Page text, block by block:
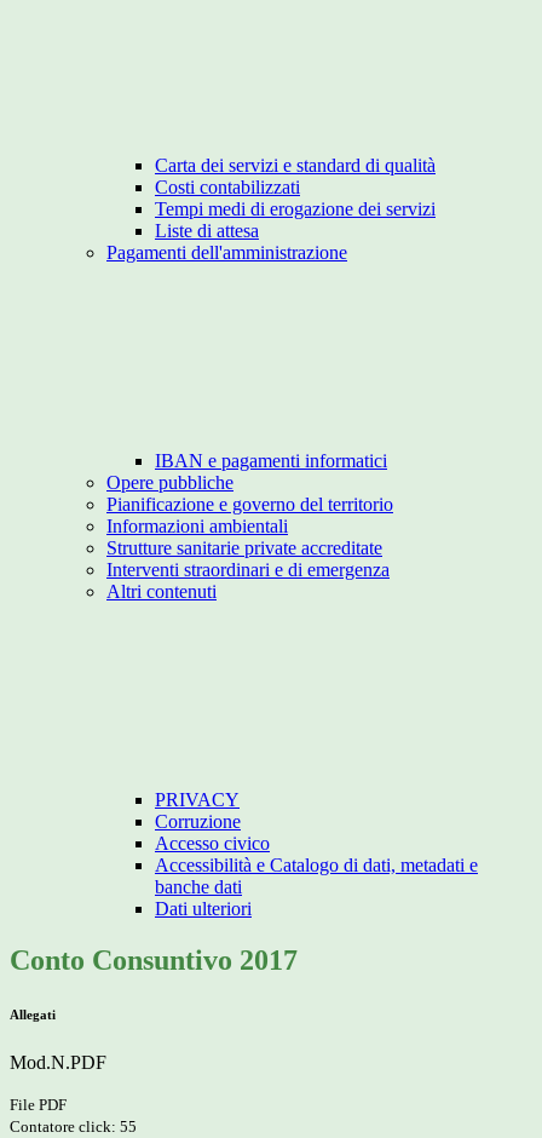
Carta dei servizi e standard di qualità
Costi contabilizzati
Tempi medi di erogazione dei servizi
Liste di attesa
Pagamenti dell'amministrazione
IBAN e pagamenti informatici
Opere pubbliche
Pianificazione e governo del territorio
Informazioni ambientali
Strutture sanitarie private accreditate
Interventi straordinari e di emergenza
Altri contenuti
PRIVACY
Corruzione
Accesso civico
Accessibilità e Catalogo di dati, metadati e
banche dati
Dati ulteriori
Conto Consuntivo 2017
Allegati
Mod.N.PDF
File PDF
Contatore click: 55